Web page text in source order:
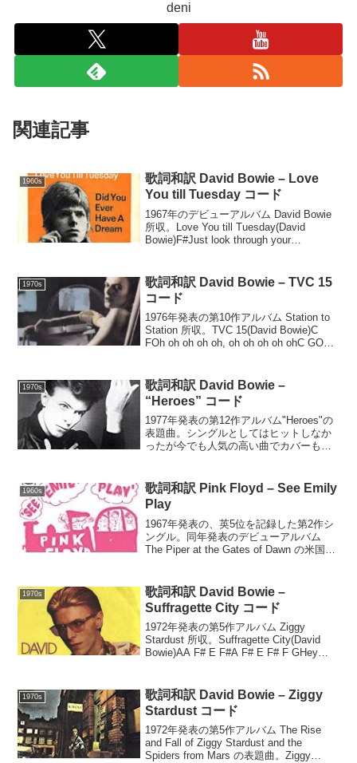
deni
関連記事
1960s
歌詞和訳 David Bowie – Love
You till Tuesday コード
1967年のデビューアルバム David Bowie
所収。Love You till Tuesday(David
Bowie)F#Just look through your
1970s
歌詞和訳 David Bowie – TVC 15
コード
1976年発表の第10作アルバム Station to
Station 所収。TVC 15(David Bowie)C
FOh oh oh oh oh, oh oh oh oh ohC GOh
1970s
歌詞和訳 David Bowie –
“Heroes” コード
1977年発表の第12作アルバム"Heroes"の
表題曲。シングルとしてはヒットしなか
ったが今でも人気の高い曲でカバーも多
のアルバム版。"Heroes"(David B...
1960s
歌詞和訳 Pink Floyd – See Emily
Play
1967年発表の、英5位を記録した第2作シ
ングル。同年発表のデビューアルバム
The Piper at the Gates of Dawn の米国版
ル)。See Emi...
1970s
歌詞和訳 David Bowie –
Suffragette City コード
1972年発表の第5作アルバム Ziggy
Stardust 所収。Suffragette City(David
Bowie)AA F# E F#A F# E F# F GHey
1970s
歌詞和訳 David Bowie – Ziggy
Stardust コード
1972年発表の第5作アルバム The Rise
and Fall of Ziggy Stardust and the
Spiders from Mars の表題曲。Ziggy